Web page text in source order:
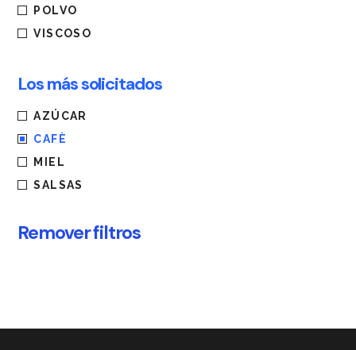
POLVO
VISCOSO
Los más solicitados
AZÚCAR
CAFÈ
MIEL
SALSAS
Remover filtros